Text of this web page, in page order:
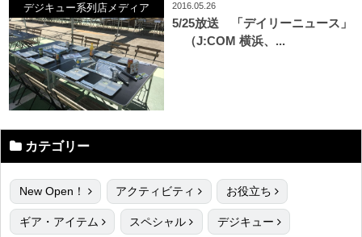
デジキュー系列店メディア 2016.05.26
5/25放送 「デイリーニュース」
（J:COM 横浜、...
カテゴリー
New Open！ アクティビティ お役立ち
ギア・アイテム スペシャル デジキュー